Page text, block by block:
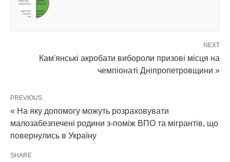
NEXT
Кам'янські акробати вибороли призові місця на
чемпіонаті Дніпропетровщини »
PREVIOUS
« На яку допомогу можуть розраховувати
малозабезпечені родини з-поміж ВПО та мігрантів, що
повернулись в Україну
SHARE